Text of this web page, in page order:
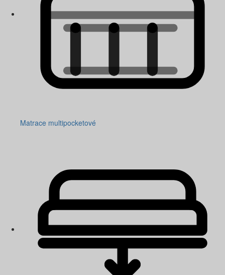
Matrace multipocketové